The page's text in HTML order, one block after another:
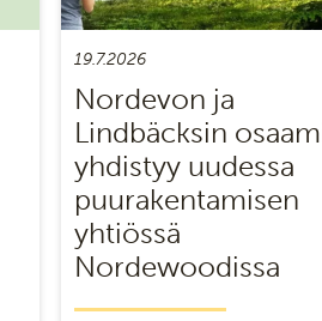
19.7.2026
Nordevon ja
Lindbäcksin
yhdistyy uudessa
puurakentamisen
yhtiössä
Nordewoodissa